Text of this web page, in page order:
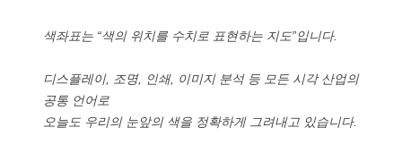
색좌표는 “색의 위치를 수치로 표현하는 지도”입니다.
디스플레이, 조명, 인쇄, 이미지 분석 등 모든 시각 산업의
공통 언어로
오늘도 우리의 눈앞의 색을 정확하게 그려내고 있습니다.